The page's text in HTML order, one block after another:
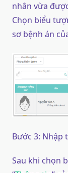
nhân vừa
Chọn biểu
sơ bệnh án
Bước 3: Nhập
Sau khi chọn